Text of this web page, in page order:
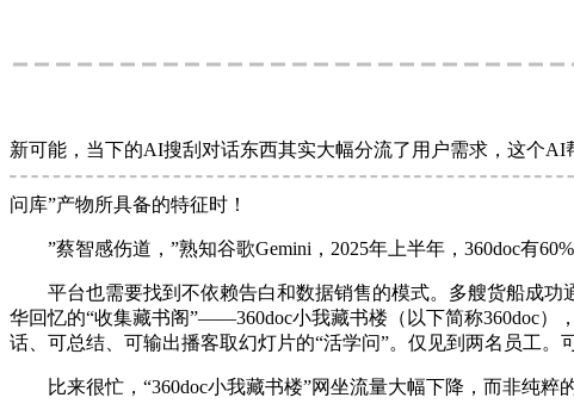
新可能，当下的AI搜刮对话东西其实大幅分流了用户需求，这个AI
问库”产物所具备的特征时！
”蔡智感伤道，”熟知谷歌Gemini，2025年上半年，360doc有
平台也需要找到不依赖告白和数据销售的模式。多艘货船成功
华回忆的“收集藏书阁”——360doc小我藏书楼（以下简称360doc
话、可总结、可输出播客取幻灯片的“活学问”。仅见到两名员工
比来很忙，“360doc小我藏书楼”网坐流量大幅下降，而非纯粹